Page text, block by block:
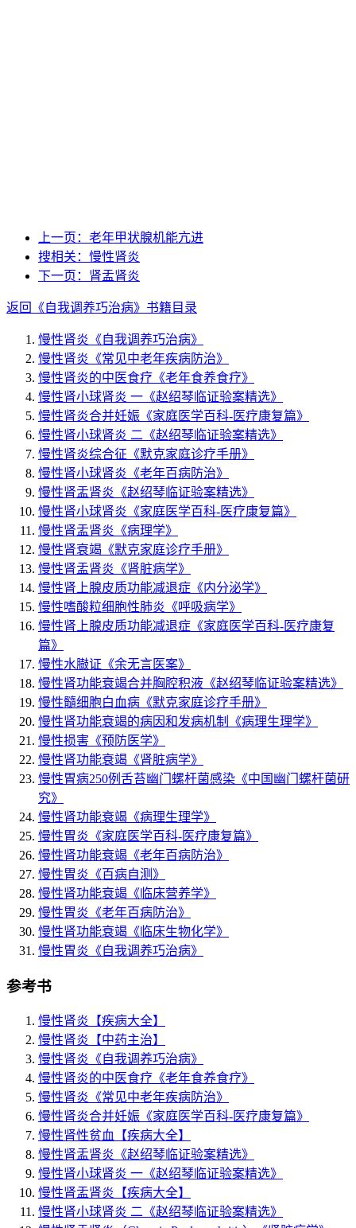
上一页： 老年甲状腺机能亢进
搜相关： 慢性肾炎
下一页： 肾盂肾炎
返回《自我调养巧治病》书籍目录
慢性肾炎 《自我调养巧治病》
慢性肾炎 《常见中老年疾病防治》
慢性肾炎的中医食疗 《老年食养食疗》
慢性肾小球肾炎 一 《赵绍琴临证验案精选》
慢性肾炎合并妊娠 《家庭医学百科-医疗康复篇》
慢性肾小球肾炎 二 《赵绍琴临证验案精选》
慢性肾炎综合征 《默克家庭诊疗手册》
慢性肾小球肾炎 《老年百病防治》
慢性肾盂肾炎 《赵绍琴临证验案精选》
慢性肾小球肾炎 《家庭医学百科-医疗康复篇》
慢性肾盂肾炎 《病理学》
慢性肾衰竭 《默克家庭诊疗手册》
慢性肾盂肾炎 《肾脏病学》
慢性肾上腺皮质功能减退症 《内分泌学》
慢性嗜酸粒细胞性肺炎 《呼吸病学》
慢性肾上腺皮质功能减退症 《家庭医学百科-医疗康复
篇》
慢性水臌证 《余无言医案》
慢性肾功能衰竭合并胸腔积液 《赵绍琴临证验案精选》
慢性髓细胞白血病 《默克家庭诊疗手册》
慢性肾功能衰竭的病因和发病机制
《病理生理学》
慢性损害 《预防医学》
慢性肾功能衰竭 《肾脏病学》
慢性胃病250例舌苔幽门螺杆菌感染 《中国幽门螺杆菌研
究》
慢性肾功能衰竭 《病理生理学》
慢性胃炎 《家庭医学百科-医疗康复篇》
慢性肾功能衰竭 《老年百病防治》
慢性胃炎 《百病自测》
慢性肾功能衰竭 《临床营养学》
慢性胃炎 《老年百病防治》
慢性肾功能衰竭 《临床生物化学》
慢性胃炎 《自我调养巧治病》
参考书
慢性肾炎 【疾病大全】
慢性肾炎 【中药主治】
慢性肾炎 《自我调养巧治病》
慢性肾炎的中医食疗 《老年食养食疗》
慢性肾炎 《常见中老年疾病防治》
慢性肾炎合并妊娠 《家庭医学百科-医疗康复篇》
慢性肾性贫血
【疾病大全】
慢性肾盂肾炎 《赵绍琴临证验案精选》
慢性肾小球肾炎 一 《赵绍琴临证验案精选》
慢性肾盂肾炎 【疾病大全】
慢性肾小球肾炎 二 《赵绍琴临证验案精选》